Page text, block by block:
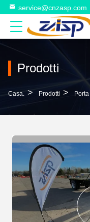
service@cnzasp.com
Prodotti
Casa. > Prodotti >